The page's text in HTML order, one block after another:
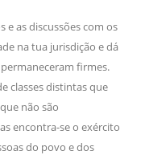
as discussões com os
na tua jurisdição e dá
firmes.
classes distintas que
não são
encontra-se o exército
do povo e dos